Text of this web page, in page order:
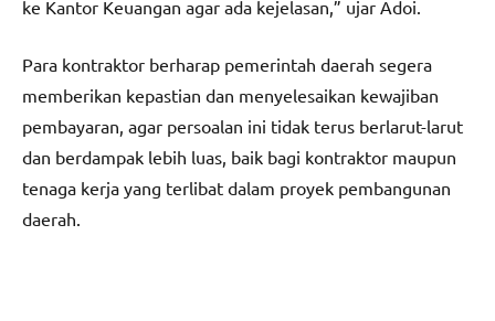
ke Kantor Keuangan agar ada kejelasan,” ujar Adoi.
Para kontraktor berharap pemerintah daerah segera
memberikan kepastian dan menyelesaikan kewajiban
pembayaran, agar persoalan ini tidak terus berlarut-larut
dan berdampak lebih luas, baik bagi kontraktor maupun
tenaga kerja yang terlibat dalam proyek pembangunan
daerah.